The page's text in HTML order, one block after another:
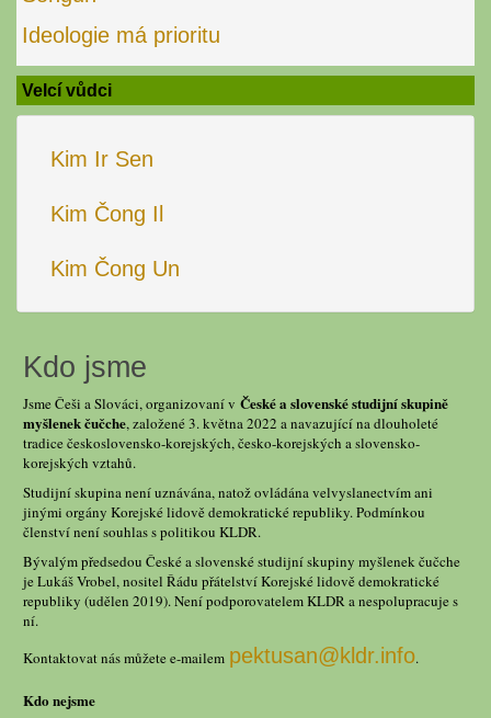
Ideologie má prioritu
Velcí vůdci
Kim Ir Sen
Kim Čong Il
Kim Čong Un
Kdo jsme
Jsme Češi a Slováci, organizovaní v České a slovenské studijní skupině
myšlenek čučche, založené 3. května 2022 a navazující na dlouholeté
tradice československo-korejských, česko-korejských a slovensko-
korejských vztahů.
Studijní skupina není uznávána, natož ovládána velvyslanectvím ani
jinými orgány Korejské lidově demokratické republiky. Podmínkou
členství není souhlas s politikou KLDR.
Bývalým předsedou České a slovenské studijní skupiny myšlenek čučche
je Lukáš Vrobel, nositel Řádu přátelství Korejské lidově demokratické
republiky (udělen 2019). Není podporovatelem KLDR a nespolupracuje s
ní.
Kontaktovat nás můžete e-mailem pektusan@kldr.info.
Kdo nejsme